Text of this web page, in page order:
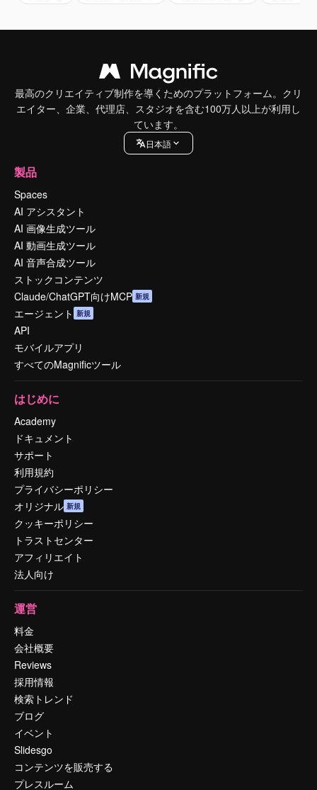
最高のクリエイティブ制作を導くためのプラットフォーム。クリ
エイター、企業、代理店、スタジオを含む100万人以上が利用し
ています。
日本語
製品
Spaces
AI アシスタント
AI 画像生成ツール
AI 動画生成ツール
AI 音声合成ツール
ストックコンテンツ
Claude/ChatGPT向けMCP 新規
エージェント 新規
API
モバイルアプリ
すべてのMagnificツール
はじめに
Academy
ドキュメント
サポート
利用規約
プライバシーポリシー
オリジナル 新規
クッキーポリシー
トラストセンター
アフィリエイト
法人向け
運営
料金
会社概要
Reviews
採用情報
検索トレンド
ブログ
イベント
Slidesgo
コンテンツを販売する
プレスルーム